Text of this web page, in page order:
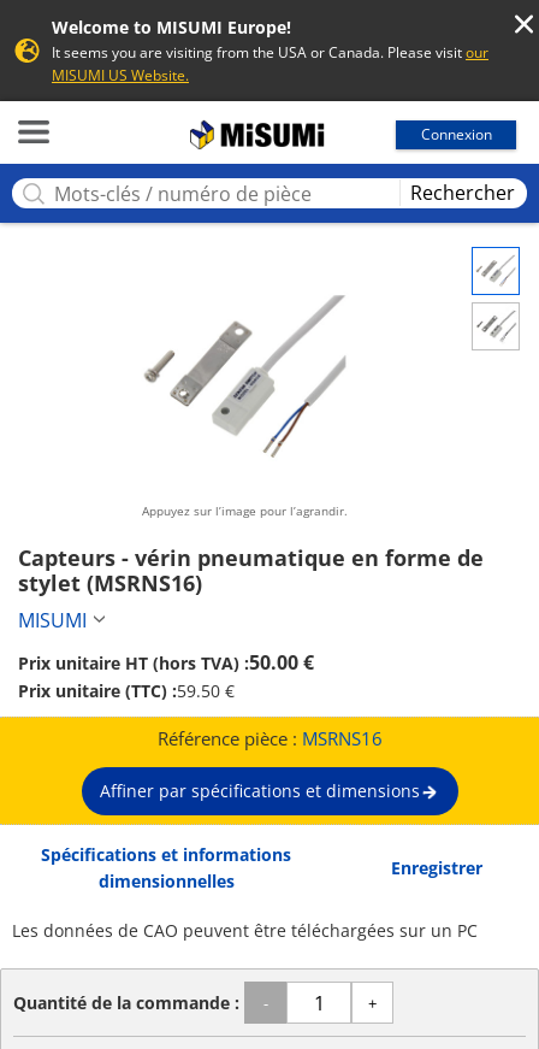
Welcome to MISUMI Europe!
It seems you are visiting from the USA or Canada. Please visitour
MISUMI US Website.
Connexion
Rechercher
Appuyez sur l’image pour l’agrandir.
Capteurs - vérin pneumatique en forme de
stylet (MSRNS16)
MISUMI
Prix unitaire HT (hors TVA) :50.00 €
Prix unitaire (TTC) :59.50 €
Référence pièce : MSRNS16
Affiner par spécifications et dimensions
Spécifications et informations
dimensionnelles
Enregistrer
Les données de CAO peuvent être téléchargées sur un PC
Quantité de la commande : - +